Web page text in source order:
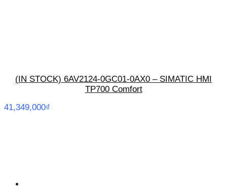
(IN STOCK) 6AV2124-0GC01-0AX0 – SIMATIC HMI
TP700 Comfort
41,349,000₫